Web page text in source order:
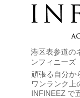
港区表参道の
ンフィニーズ
頑張る自分か
ワンランク上
INFINEEZ で